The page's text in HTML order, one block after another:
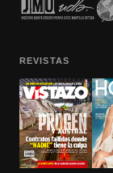
REVISTAS